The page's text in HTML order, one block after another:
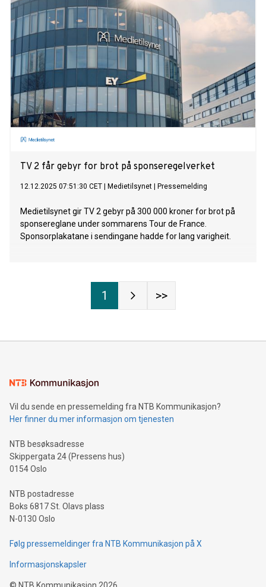
TV 2 får gebyr for brot på sponseregelverket
12.12.2025 07:51:30 CET Medietilsynet Pressemelding
Medietilsynet gir TV 2 gebyr på 300 000 kroner for brot på
sponsereglane under sommarens Tour de France.
Sponsorplakatane i sendingane hadde for lang varigheit.
1 >>
Vil du sende en pressemelding fra NTB Kommunikasjon?
Her finner du mer informasjon om tjenesten
NTB besøksadresse
Skippergata 24 (Pressens hus)
0154 Oslo
NTB postadresse
Boks 6817 St. Olavs plass
N-0130 Oslo
Følg pressemeldinger fra NTB Kommunikasjon på X
Informasjonskapsler